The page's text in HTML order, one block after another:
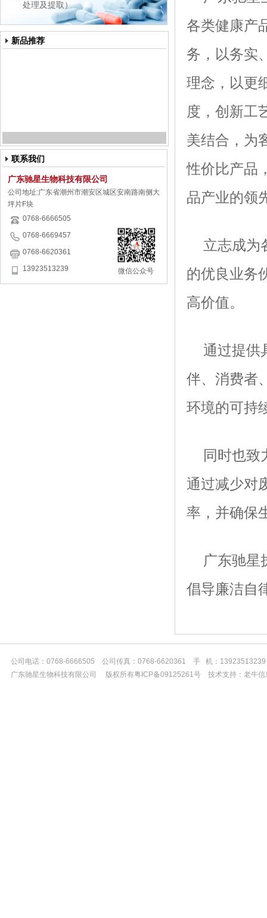
处理及提取）
新品推荐
联系我们
广东驰星生物科技有限公司
公司地址:广东省潮州市潮安区城区安南路南侧大
坪片F块
0768-6666505
0768-6669457
0768-6620361
13923513239
微信公众号
各类健康产
务，以务实
理念，以更
度，创新工
美结合，为
性价比产品
品产业的领
立志成为
的优良业务
高价值。
通过提供
伴、消费者
环境的可持
同时也致
通过减少对
率，并确保
广东驰星
倡导廉洁自
公司电话：0768-6666505 公司传真：0768-6620361 手 机：13923513239
广东驰星生物科技有限公司 版权所有粤ICP备09125261号 技术支持：老牛